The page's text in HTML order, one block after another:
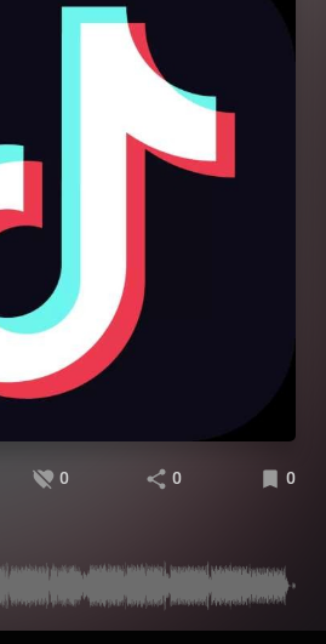
0 0 0